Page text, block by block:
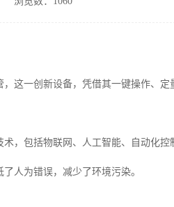
这一创新设备，凭借其一键操作、
，包括物联网、人工智能、自动化控
人为错误，减少了环境污染。